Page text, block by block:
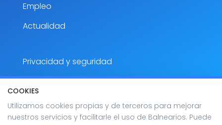
Empleo
Actualidad
Privacidad y seguridad
Aviso Legal
Accesibilidad
Mapa del sitio
COOKIES
Utilizamos cookies propias y de terceros para mejorar
nuestros servicios y facilitarle el uso de Balnearios. Puede